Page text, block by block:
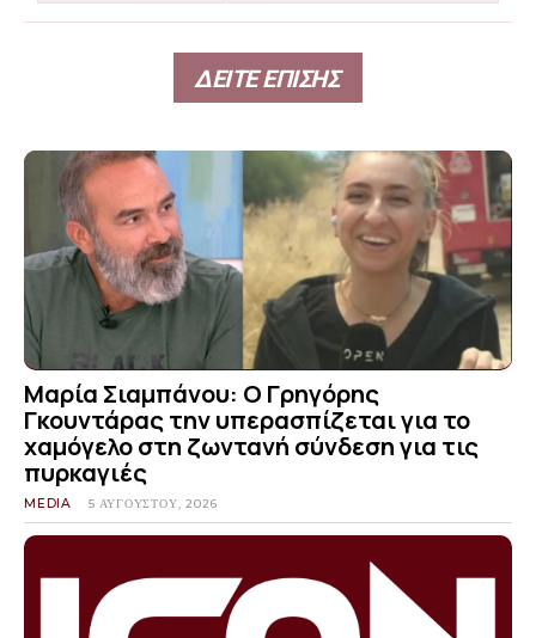
ΔΕΙΤΕ ΕΠΙΣΗΣ
Μαρία Σιαμπάνου: Ο Γρηγόρης
Γκουντάρας την υπερασπίζεται για το
χαμόγελο στη ζωντανή σύνδεση για τις
πυρκαγιές
MEDIA 5 ΑΥΓΟΎΣΤΟΥ, 2026